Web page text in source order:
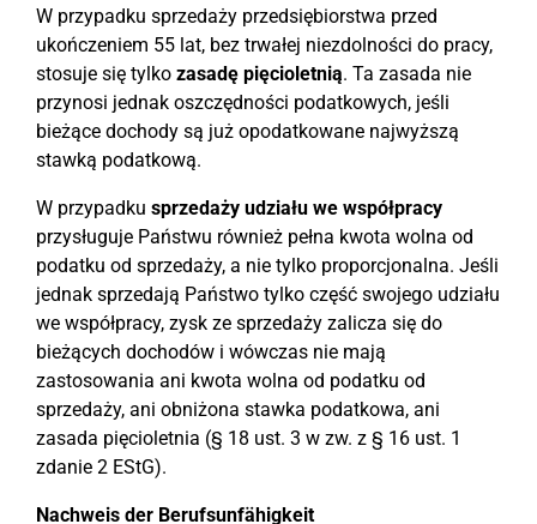
W przypadku sprzedaży przedsiębiorstwa przed
ukończeniem 55 lat, bez trwałej niezdolności do pracy,
stosuje się tylko zasadę pięcioletnią. Ta zasada nie
przynosi jednak oszczędności podatkowych, jeśli
bieżące dochody są już opodatkowane najwyższą
stawką podatkową.
W przypadku sprzedaży udziału we współpracy
przysługuje Państwu również pełna kwota wolna od
podatku od sprzedaży, a nie tylko proporcjonalna. Jeśli
jednak sprzedają Państwo tylko część swojego udziału
we współpracy, zysk ze sprzedaży zalicza się do
bieżących dochodów i wówczas nie mają
zastosowania ani kwota wolna od podatku od
sprzedaży, ani obniżona stawka podatkowa, ani
zasada pięcioletnia (§ 18 ust. 3 w zw. z § 16 ust. 1
zdanie 2 EStG).
Nachweis der Berufsunfähigkeit